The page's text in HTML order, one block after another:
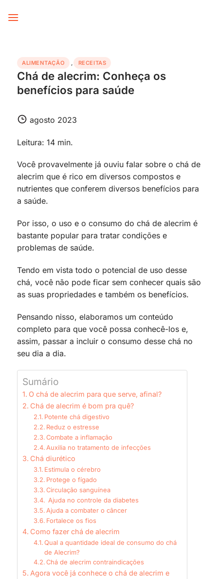
ALIMENTAÇÃO , RECEITAS
Chá de alecrim: Conheça os
benefícios para saúde
agosto 2023
Leitura: 14 min.
Você provavelmente já ouviu falar sobre o chá de
alecrim que é rico em diversos compostos e
nutrientes que conferem diversos benefícios para
a saúde.
Por isso, o uso e o consumo do chá de alecrim é
bastante popular para tratar condições e
problemas de saúde.
Tendo em vista todo o potencial de uso desse
chá, você não pode ficar sem conhecer quais são
as suas propriedades e também os benefícios.
Pensando nisso, elaboramos um conteúdo
completo para que você possa conhecê-los e,
assim, passar a incluir o consumo desse chá no
seu dia a dia.
Sumário
O chá de alecrim para que serve, afinal?
Chá de alecrim é bom pra quê?
Potente chá digestivo
Reduz o estresse
Combate a inflamação
Auxilia no tratamento de infecções
Chá diurético
Estimula o cérebro
Protege o fígado
Circulação sanguínea
Ajuda no controle da diabetes
Ajuda a combater o câncer
Fortalece os fios
Como fazer chá de alecrim
Qual a quantidade ideal de consumo do chá
de Alecrim?
Chá de alecrim contraindicações
Agora você já conhece o chá de alecrim e